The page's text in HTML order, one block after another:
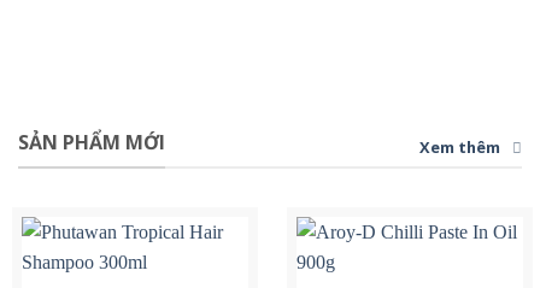
SẢN PHẨM MỚI Xem thêm